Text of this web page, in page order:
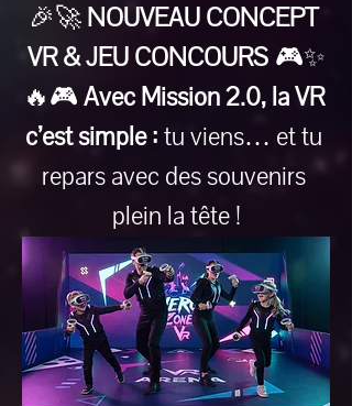
🎉🚀 NOUVEAU CONCEPT
VR & JEU CONCOURS 🎮✨
🔥🎮 Avec Mission 2.0, la VR
c’est simple : tu viens… et tu
repars avec des souvenirs
plein la tête !